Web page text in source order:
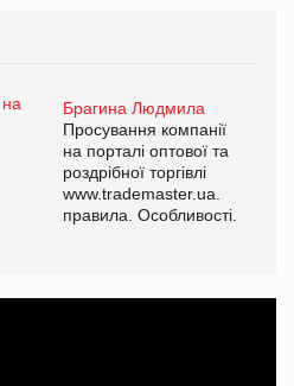
Брагина Людмила
Просування компанії
на порталі оптової та
роздрібної торгівлі
www.trademaster.ua.
правила. Особливості.